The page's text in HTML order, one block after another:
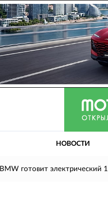
НОВОСТИ
BMW готовит электрический